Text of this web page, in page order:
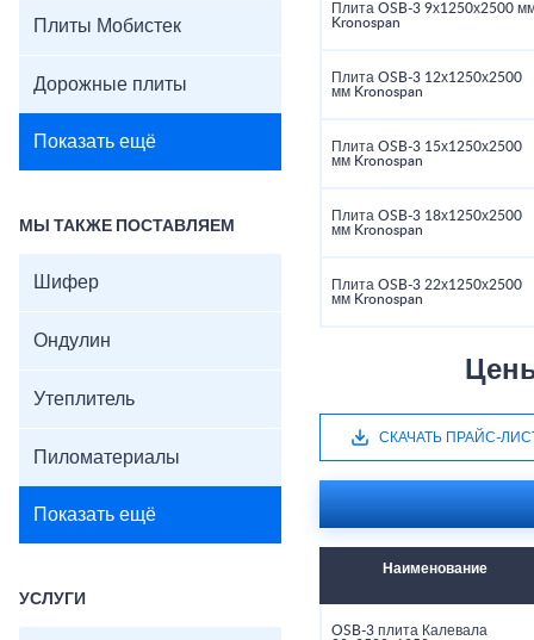
Плиты Мобистек
Дорожные плиты
Показать ещё
МЫ ТАКЖЕ ПОСТАВЛЯЕМ
Шифер
Ондулин
Утеплитель
Пиломатериалы
Показать ещё
УСЛУГИ
Плита OSB-3 9х1250х2500
Kronospan
Плита OSB-3 12х1250х2500
мм Kronospan
Плита OSB-3 15х1250х2500
мм Kronospan
Плита OSB-3 18х1250х2500
мм Kronospan
Плита OSB-3 22х1250х2500
мм Kronospan
СКАЧАТЬ ПРАЙС-
Наименование
OSB-3 плита Калевала